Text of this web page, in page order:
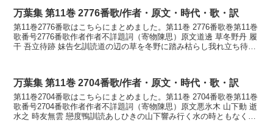
万葉集 第11巻 2776番歌/作者・原文・時代・歌・訳
第11巻2776番歌はこちらにまとめました。第11巻 2776番歌巻第11巻
歌番号2776番歌作者作者不詳題詞（寄物陳思）原文道邊 草冬野丹 履
干 吾立待跡 妹告乞訓読道の辺の草を冬野に踏み枯らし我れ立ち待つ
万葉集 第11巻 2704番歌/作者・原文・時代・歌・訳
第11巻2704番歌はこちらにまとめました。第11巻 2704番歌巻第11巻
歌番号2704番歌作者作者不詳題詞（寄物陳思）原文悪氷木 山下動 逝
水之 時友無雲 戀度鴨訓読あしひきの山下響み行く水の時ともなくも